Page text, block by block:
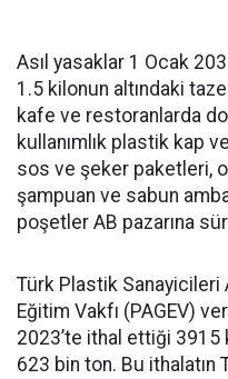
Asıl yasaklar 1 Ocak
1.5 kilonun altındaki
kafe ve restoranlarda
kullanımlık plastik kap
sos ve şeker paketleri,
şampuan ve sabun
poşetler AB pazarına
Türk Plastik Sanayicileri
Eğitim Vakfı (PAGEV)
2023’te ithal ettiği 3915
623 bin ton. Bu ithalatın